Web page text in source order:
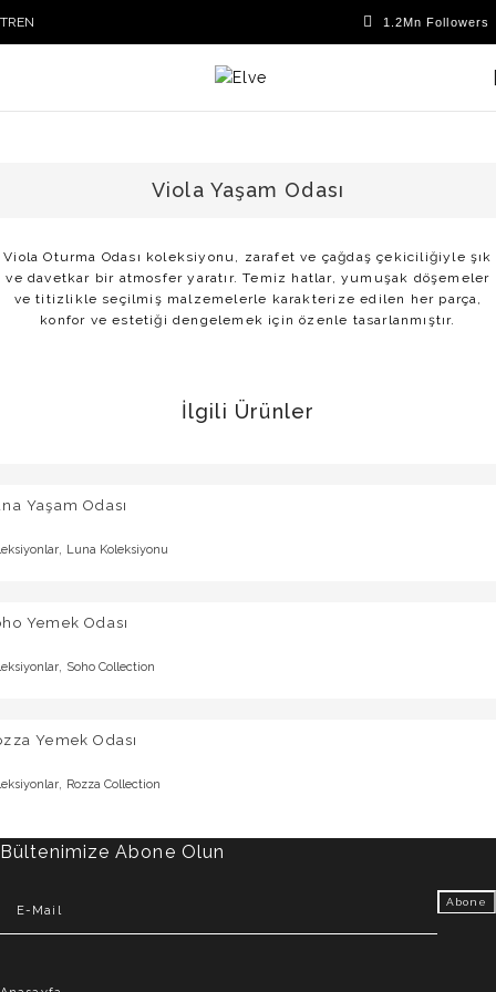
TREN
Viola Yaşam Odası
Viola Oturma Odası koleksiyonu, zarafet ve çağdaş çekiciliğiyle şık
ve davetkar bir atmosfer yaratır. Temiz hatlar, yumuşak döşemeler
ve titizlikle seçilmiş malzemelerle karakterize edilen her parça,
konfor ve estetiği dengelemek için özenle tasarlanmıştır.
İlgili Ürünler
Yaşam Odası
, Luna Koleksiyonu
Yemek Odası
, Soho Collection
Yemek Odası
, Rozza Collection
Bültenimize Abone Olun